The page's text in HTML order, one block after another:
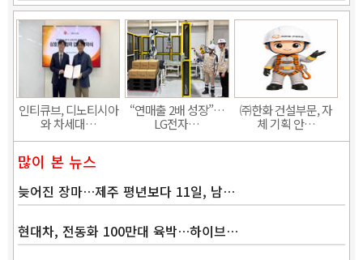
인티큐브, 디노티시아
와 차세대…
“연매출 2배 성장”…
LG전자…
㈜한화 건설부문, 자
체 기획 안…
많이 본 뉴스
늦어진 장마…제주 평년보다 11일, 남…
현대차, 전동화 100만대 육박…하이브…